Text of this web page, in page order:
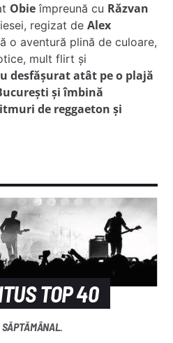
Obie împreună cu Răzvan
regizat deAlex
o aventură plină de culoare,
mult flirt și
desfășurat atât pe o plajă
și îmbină
de reggaeton și
TOP 40
SĂPTĂMÂNAL.